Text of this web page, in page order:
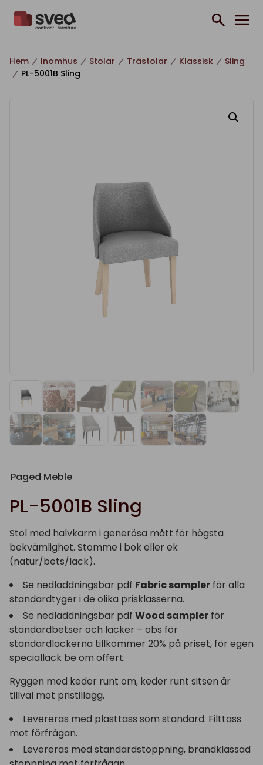
Hem Inomhus Stolar Trästolar Klassisk
Sling
PL-5001B Sling
Paged Meble
PL-5001B Sling
Stol med halvkarm i generösa mått för högsta
bekvämlighet. Stomme i bok eller ek
(natur/bets/lack).
Se nedladdningsbar pdf Fabric sampler för alla
standardtyger i de olika prisklasserna.
Se nedladdningsbar pdf Wood sampler för
standardbetser och lacker – obs för
standardlackerna tillkommer 20% på priset, för egen
speciallack be om offert.
Ryggen med keder runt om, keder runt sitsen är
tillval mot pristillägg,
Levereras med plasttass som standard. Filttass
mot förfrågan.
Levereras med standardstoppning, brandklassad